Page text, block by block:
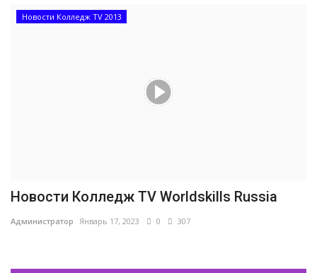
Новости Колледж TV 2013
Новости Колледж TV Worldskills Russia
Администратор Январь 17, 2023 0 307